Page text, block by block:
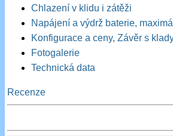
Chlazení v klidu i zátěži
Napájení a výdrž baterie,
Konfigurace a ceny, Závěr s
Fotogalerie
Technická data
Recenze